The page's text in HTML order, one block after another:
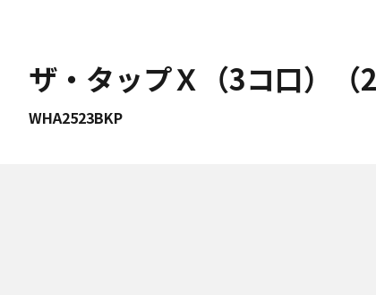
ザ・タップＸ（3コ口）（
WHA2523BKP